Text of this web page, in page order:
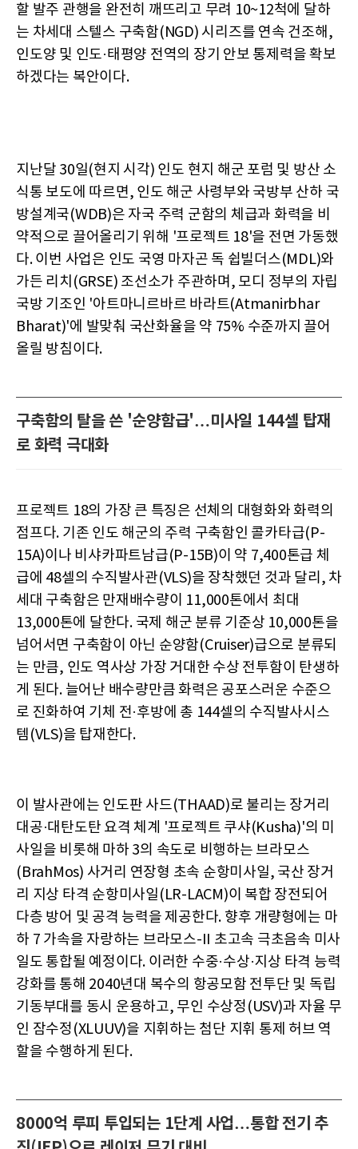
할 발주 관행을 완전히 깨뜨리고 무려 10~12척에 달하
는 차세대 스텔스 구축함(NGD) 시리즈를 연속 건조해,
인도양 및 인도·태평양 전역의 장기 안보 통제력을 확보
하겠다는 복안이다.
지난달 30일(현지 시각) 인도 현지 해군 포럼 및 방산 소
식통 보도에 따르면, 인도 해군 사령부와 국방부 산하 국
방설계국(WDB)은 자국 주력 군함의 체급과 화력을 비
약적으로 끌어올리기 위해 '프로젝트 18'을 전면 가동했
다. 이번 사업은 인도 국영 마자곤 독 쉽빌더스(MDL)와
가든 리치(GRSE) 조선소가 주관하며, 모디 정부의 자립
국방 기조인 '아트마니르바르 바라트(Atmanirbhar
Bharat)'에 발맞춰 국산화율을 약 75% 수준까지 끌어
올릴 방침이다.
구축함의 탈을 쓴 '순양함급'…미사일 144셀 탑재
로 화력 극대화
프로젝트 18의 가장 큰 특징은 선체의 대형화와 화력의
점프다. 기존 인도 해군의 주력 구축함인 콜카타급(P-
15A)이나 비샤카파트남급(P-15B)이 약 7,400톤급 체
급에 48셀의 수직발사관(VLS)을 장착했던 것과 달리, 차
세대 구축함은 만재배수량이 11,000톤에서 최대
13,000톤에 달한다. 국제 해군 분류 기준상 10,000톤을
넘어서면 구축함이 아닌 순양함(Cruiser)급으로 분류되
는 만큼, 인도 역사상 가장 거대한 수상 전투함이 탄생하
게 된다. 늘어난 배수량만큼 화력은 공포스러운 수준으
로 진화하여 기체 전·후방에 총 144셀의 수직발사시스
템(VLS)을 탑재한다.
이 발사관에는 인도판 사드(THAAD)로 불리는 장거리
대공·대탄도탄 요격 체계 '프로젝트 쿠샤(Kusha)'의 미
사일을 비롯해 마하 3의 속도로 비행하는 브라모스
(BrahMos) 사거리 연장형 초속 순항미사일, 국산 장거
리 지상 타격 순항미사일(LR-LACM)이 복합 장전되어
다층 방어 및 공격 능력을 제공한다. 향후 개량형에는 마
하 7 가속을 자랑하는 브라모스-II 초고속 극초음속 미사
일도 통합될 예정이다. 이러한 수중·수상·지상 타격 능력
강화를 통해 2040년대 복수의 항공모함 전투단 및 독립
기동부대를 동시 운용하고, 무인 수상정(USV)과 자율 무
인 잠수정(XLUUV)을 지휘하는 첨단 지휘 통제 허브 역
할을 수행하게 된다.
8000억 루피 투입되는 1단계 사업…통합 전기 추